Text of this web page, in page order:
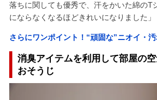
落ちに関しても優秀で、汗をかいた綿のT
にならなくなるほどきれいになりました」
さらにワンポイント！“頑固な”ニオイ・
消臭アイテムを利用して部屋の
おそうじ